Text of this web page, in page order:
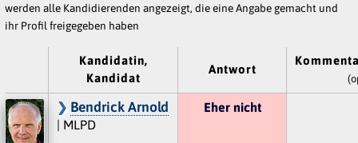
werden alle Kandidierenden angezeigt, die eine Angabe gemacht und
ihr Profil freigegeben haben
Kandidatin,
Kandidat
Antwort
Bendrick Arnold
| MLPD
Eher nicht